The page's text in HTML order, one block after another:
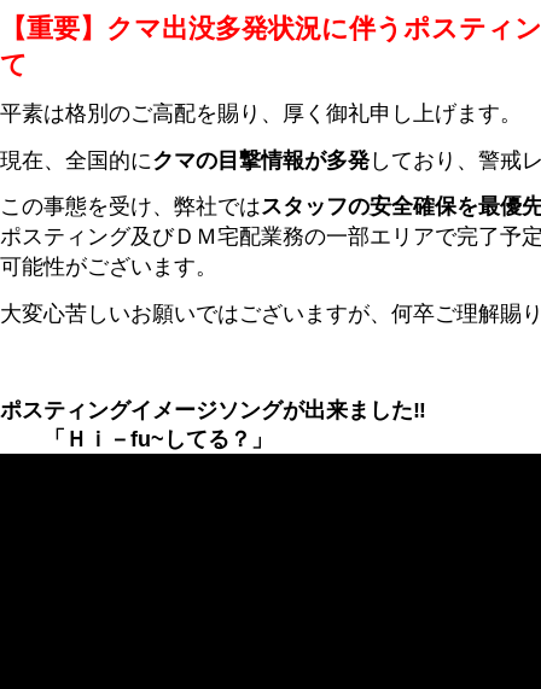
【重要】クマ出没多発状況に伴うポスティ
て
平素は格別のご高配を賜り、厚く御礼申し上げます。
現在、全国的にクマの目撃情報が多発しており、警戒
この事態を受け、弊社ではスタッフの安全確保を最優
ポスティング及びＤＭ宅配業務の一部エリアで完了予
可能性がございます。
大変心苦しいお願いではございますが、何卒ご理解賜
ポスティングイメージソングが出来ました‼
「Ｈｉ－fu~してる？」